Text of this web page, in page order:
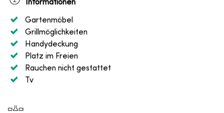
Informationen
Gartenmöbel
Grillmöglichkeiten
Handydeckung
Platz im Freien
Rauchen nicht gestattet
Tv